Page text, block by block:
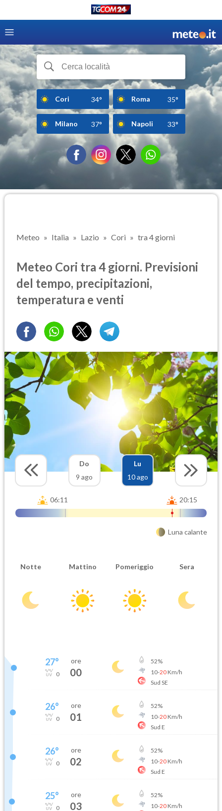
Cori 34° Roma 35°
Milano 37° Napoli 33°
Meteo Italia Lazio Cori tra 4 giorni
Meteo Cori tra 4 giorni. Previsioni
del tempo, precipitazioni,
temperatura e venti
Do
9 ago
Lu
10 ago
06:11 20:15
Luna calante
Notte Mattino Pomeriggio Sera
27°
0
ore
00
52%
10-20Km/h
Sud SE
26°
0
ore
01
52%
10-20Km/h
Sud E
26°
0
ore
02
52%
10-20Km/h
Sud E
25°
0
ore
03
52%
10-20Km/h